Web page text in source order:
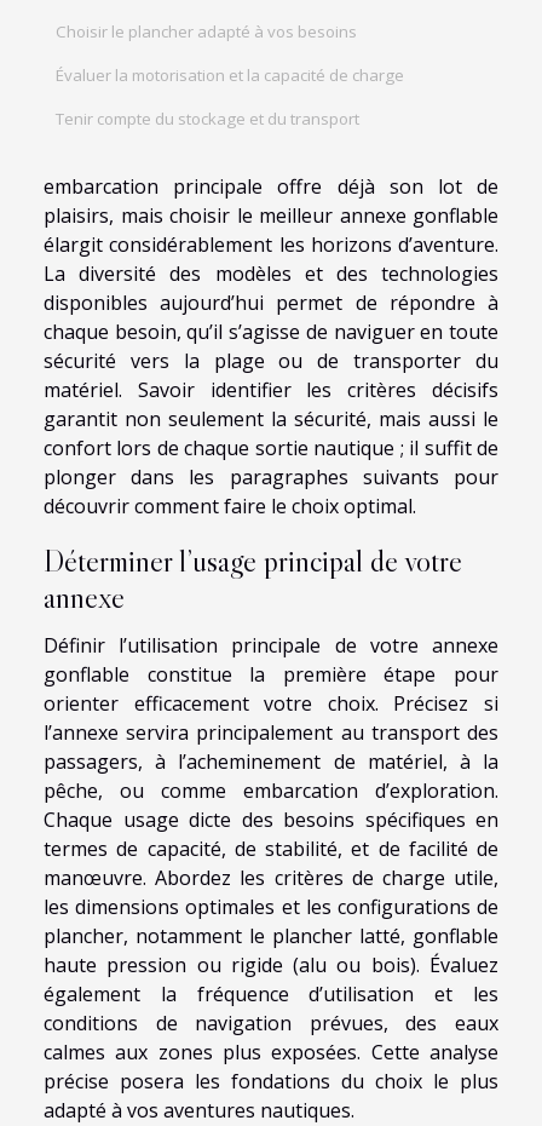
Choisir le plancher adapté à vos besoins
Évaluer la motorisation et la capacité de charge
Tenir compte du stockage et du transport
embarcation principale offre déjà son lot de
plaisirs, mais choisir le meilleur annexe gonflable
élargit considérablement les horizons d’aventure.
La diversité des modèles et des technologies
disponibles aujourd’hui permet de répondre à
chaque besoin, qu’il s’agisse de naviguer en toute
sécurité vers la plage ou de transporter du
matériel. Savoir identifier les critères décisifs
garantit non seulement la sécurité, mais aussi le
confort lors de chaque sortie nautique ; il suffit de
plonger dans les paragraphes suivants pour
découvrir comment faire le choix optimal.
Déterminer l’usage principal de votre
annexe
Définir l’utilisation principale de votre annexe
gonflable constitue la première étape pour
orienter efficacement votre choix. Précisez si
l’annexe servira principalement au transport des
passagers, à l’acheminement de matériel, à la
pêche, ou comme embarcation d’exploration.
Chaque usage dicte des besoins spécifiques en
termes de capacité, de stabilité, et de facilité de
manœuvre. Abordez les critères de charge utile,
les dimensions optimales et les configurations de
plancher, notamment le plancher latté, gonflable
haute pression ou rigide (alu ou bois). Évaluez
également la fréquence d’utilisation et les
conditions de navigation prévues, des eaux
calmes aux zones plus exposées. Cette analyse
précise posera les fondations du choix le plus
adapté à vos aventures nautiques.